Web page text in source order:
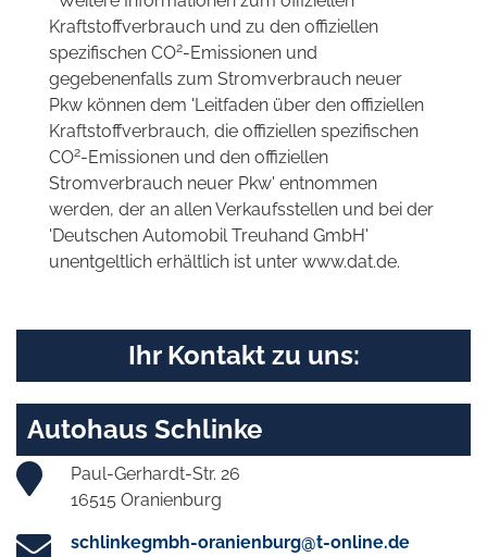
Kraftstoffverbrauch und zu den offiziellen
spezifischen CO2-Emissionen und
gegebenenfalls zum Stromverbrauch neuer
Pkw können dem 'Leitfaden über den offiziellen
Kraftstoffverbrauch, die offiziellen spezifischen
CO2-Emissionen und den offiziellen
Stromverbrauch neuer Pkw' entnommen
werden, der an allen Verkaufsstellen und bei der
'Deutschen Automobil Treuhand GmbH'
unentgeltlich erhältlich ist unter www.dat.de.
Ihr Kontakt zu uns:
Autohaus Schlinke
Paul-Gerhardt-Str. 26
16515 Oranienburg
schlinkegmbh-oranienburg@t-online.de